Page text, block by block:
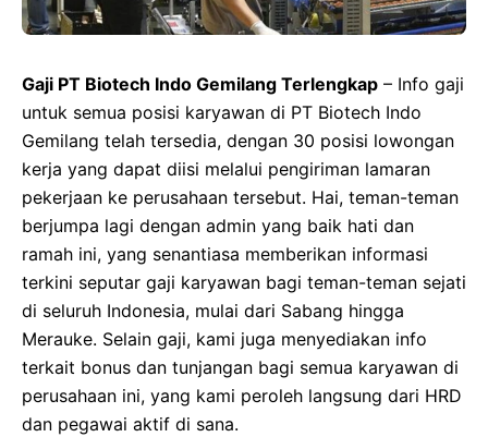
Gaji PT Biotech Indo Gemilang Terlengkap – Info gaji
untuk semua posisi karyawan di PT Biotech Indo
Gemilang telah tersedia, dengan 30 posisi lowongan
kerja yang dapat diisi melalui pengiriman lamaran
pekerjaan ke perusahaan tersebut. Hai, teman-teman
berjumpa lagi dengan admin yang baik hati dan
ramah ini, yang senantiasa memberikan informasi
terkini seputar gaji karyawan bagi teman-teman sejati
di seluruh Indonesia, mulai dari Sabang hingga
Merauke. Selain gaji, kami juga menyediakan info
terkait bonus dan tunjangan bagi semua karyawan di
perusahaan ini, yang kami peroleh langsung dari HRD
dan pegawai aktif di sana.